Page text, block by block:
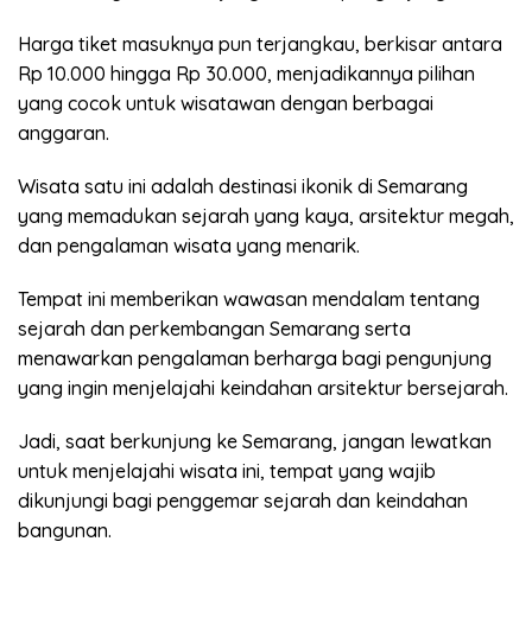
Harga tiket masuknya pun terjangkau, berkisar antara
Rp 10.000 hingga Rp 30.000, menjadikannya pilihan
yang cocok untuk wisatawan dengan berbagai
anggaran.
Wisata satu ini adalah destinasi ikonik di Semarang
yang memadukan sejarah yang kaya, arsitektur megah,
dan pengalaman wisata yang menarik.
Tempat ini memberikan wawasan mendalam tentang
sejarah dan perkembangan Semarang serta
menawarkan pengalaman berharga bagi pengunjung
yang ingin menjelajahi keindahan arsitektur bersejarah.
Jadi, saat berkunjung ke Semarang, jangan lewatkan
untuk menjelajahi wisata ini, tempat yang wajib
dikunjungi bagi penggemar sejarah dan keindahan
bangunan.